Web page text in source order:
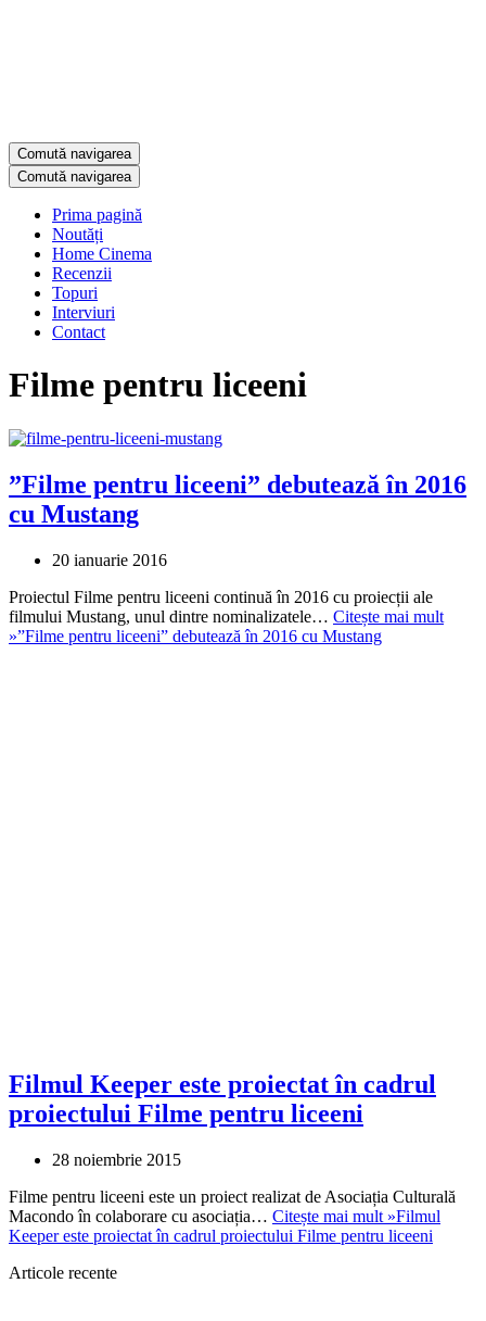
Comută navigarea
Comută navigarea
Prima pagină
Noutăți
Home Cinema
Recenzii
Topuri
Interviuri
Contact
Filme pentru liceeni
”Filme pentru liceeni” debutează în 2016
cu Mustang
20 ianuarie 2016
Proiectul Filme pentru liceeni continuă în 2016 cu proiecții ale
filmului Mustang, unul dintre nominalizatele… Citește mai mult
»”Filme pentru liceeni” debutează în 2016 cu Mustang
Filmul Keeper este proiectat în cadrul
proiectului Filme pentru liceeni
28 noiembrie 2015
Filme pentru liceeni este un proiect realizat de Asociația Culturală
Macondo în colaborare cu asociația… Citește mai mult »Filmul
Keeper este proiectat în cadrul proiectului Filme pentru liceeni
Articole recente